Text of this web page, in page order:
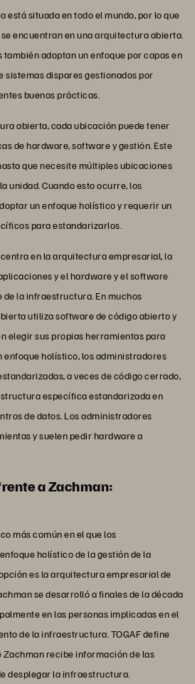
situada en todo el mundo, por lo que
encuentran en una arquitectura abierta.
adoptan un enfoque por capas en
sistemas dispares gestionados por
buenas prácticas.
abierta, cada ubicación puede tener
de hardware, software y gestión. Este
que necesite múltiples ubicaciones
unidad. Cuando esto ocurre, los
un enfoque holístico y requerir un
para estandarizarlos.
en la arquitectura empresarial, la
y el hardware y el software
la infraestructura. En muchos
utiliza software de código abierto y
elegir sus propias herramientas para
enfoque holístico, los administradores
a veces de código cerrado,
específica estandarizada en
de datos. Los administradores
y suelen pedir hardware a
a Zachman:
más común en el que los
holístico de la gestión de la
es la arquitectura empresarial de
se desarrolló a finales de la década
en las personas implicadas en el
de la infraestructura. TOGAF define
Zachman recibe información de las
desplegar la infraestructura.